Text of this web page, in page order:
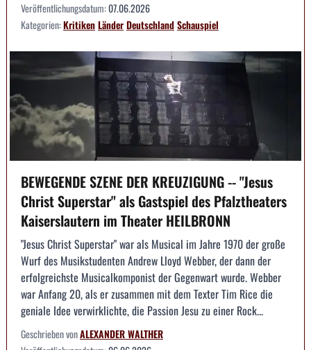
Veröffentlichungsdatum:07.06.2026
Kategorien:KritikenLänderDeutschlandSchauspiel
BEWEGENDE SZENE DER KREUZIGUNG -- "Jesus
Christ Superstar" als Gastspiel des Pfalztheaters
Kaiserslautern im Theater HEILBRONN
"Jesus Christ Superstar" war als Musical im Jahre 1970 der große
Wurf des Musikstudenten Andrew Lloyd Webber, der dann der
erfolgreichste Musicalkomponist der Gegenwart wurde. Webber
war Anfang 20, als er zusammen mit dem Texter Tim Rice die
geniale Idee verwirklichte, die Passion Jesu zu einer Rock...
Geschrieben vonALEXANDER WALTHER